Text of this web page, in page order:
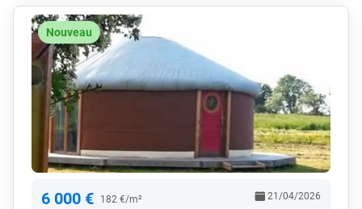
Nouveau
6 000 € 182 €/m² 21/04/2026